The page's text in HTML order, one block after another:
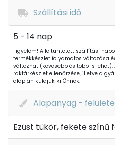
Szállítási idő
5 - 14 nap
Figyelem! A feltüntetett szállítási
termékkészlet folyamatos változása
változhat (kevesebb és több is
raktárkészlet ellenőrzése, illetve a
alapján küldjük ki Önnek.
Alapanyag -
Ezüst tükör, fekete színű